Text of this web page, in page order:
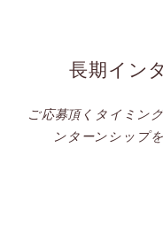
長期イン
ご応募頂くタイミン
ンターンシップ